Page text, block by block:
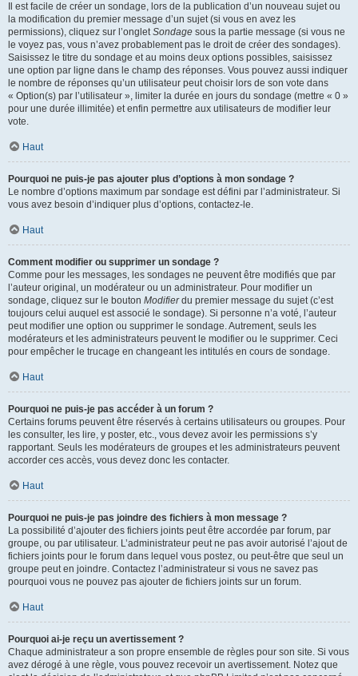
Il est facile de créer un sondage, lors de la publication d’un nouveau sujet ou
la modification du premier message d’un sujet (si vous en avez les
permissions), cliquez sur l’ongletSondage sous la partie message (si vous ne
le voyez pas, vous n’avez probablement pas le droit de créer des sondages).
Saisissez le titre du sondage et au moins deux options possibles, saisissez
une option par ligne dans le champ des réponses. Vous pouvez aussi indiquer
le nombre de réponses qu’un utilisateur peut choisir lors de son vote dans
« Option(s) par l’utilisateur », limiter la durée en jours du sondage (mettre « 0 »
pour une durée illimitée) et enfin permettre aux utilisateurs de modifier leur
vote.
Haut
Pourquoi ne puis-je pas ajouter plus d’options à mon sondage ?
Le nombre d’options maximum par sondage est défini par l’administrateur. Si
vous avez besoin d’indiquer plus d’options, contactez-le.
Haut
Comment modifier ou supprimer un sondage ?
Comme pour les messages, les sondages ne peuvent être modifiés que par
l’auteur original, un modérateur ou un administrateur. Pour modifier un
sondage, cliquez sur le bouton Modifierdu premier message du sujet (c’est
toujours celui auquel est associé le sondage). Si personne n’a voté, l’auteur
peut modifier une option ou supprimer le sondage. Autrement, seuls les
modérateurs et les administrateurs peuvent le modifier ou le supprimer. Ceci
pour empêcher le trucage en changeant les intitulés en cours de sondage.
Haut
Pourquoi ne puis-je pas accéder à un forum ?
Certains forums peuvent être réservés à certains utilisateurs ou groupes. Pour
les consulter, les lire, y poster, etc., vous devez avoir les permissions s’y
rapportant. Seuls les modérateurs de groupes et les administrateurs peuvent
accorder ces accès, vous devez donc les contacter.
Haut
Pourquoi ne puis-je pas joindre des fichiers à mon message ?
La possibilité d’ajouter des fichiers joints peut être accordée par forum, par
groupe, ou par utilisateur. L’administrateur peut ne pas avoir autorisé l’ajout de
fichiers joints pour le forum dans lequel vous postez, ou peut-être que seul un
groupe peut en joindre. Contactez l’administrateur si vous ne savez pas
pourquoi vous ne pouvez pas ajouter de fichiers joints sur un forum.
Haut
Pourquoi ai-je reçu un avertissement ?
Chaque administrateur a son propre ensemble de règles pour son site. Si vous
avez dérogé à une règle, vous pouvez recevoir un avertissement. Notez que